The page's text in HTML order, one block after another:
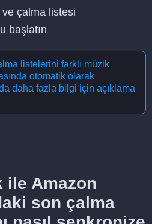
ve çalma listesi
başlatın
listelerini farklı müzik
otomatik olarak
daha fazla bilgi için açıklama
ile Amazon
son çalma